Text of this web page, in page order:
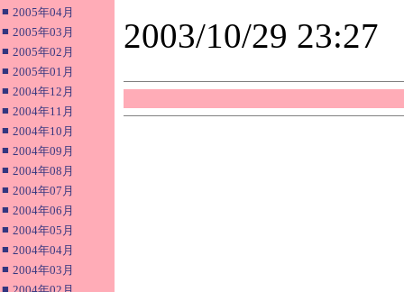
■ 2005年04月
■ 2005年03月
■ 2005年02月
■ 2005年01月
■ 2004年12月
■ 2004年11月
■ 2004年10月
■ 2004年09月
■ 2004年08月
■ 2004年07月
■ 2004年06月
■ 2004年05月
■ 2004年04月
■ 2004年03月
■
2003/10/29 23:27